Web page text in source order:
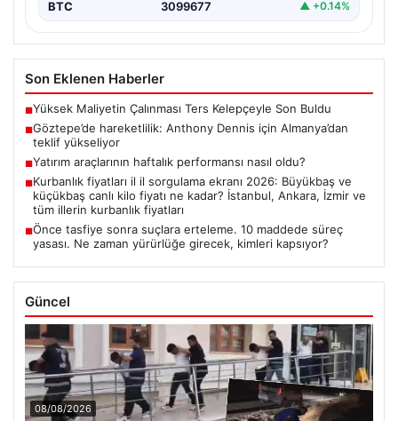
BTC 3099677 ▲ +0.14%
Son Eklenen Haberler
■Yüksek Maliyetin Çalınması Ters Kelepçeyle Son Buldu
■Göztepe’de hareketlilik: Anthony Dennis için Almanya’dan
teklif yükseliyor
■Yatırım araçlarının haftalık performansı nasıl oldu?
■Kurbanlık fiyatları il il sorgulama ekranı 2026: Büyükbaş ve
küçükbaş canlı kilo fiyatı ne kadar? İstanbul, Ankara, İzmir ve
tüm illerin kurbanlık fiyatları
■Önce tasfiye sonra suçlara erteleme. 10 maddede süreç
yasası. Ne zaman yürürlüğe girecek, kimleri kapsıyor?
Güncel
08/08/2026